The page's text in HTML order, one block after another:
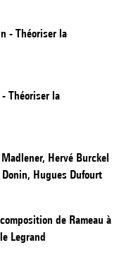
- Théoriser la
Théoriser la
Hervé Burckel
Hugues Dufourt
de Rameau à
Legrand